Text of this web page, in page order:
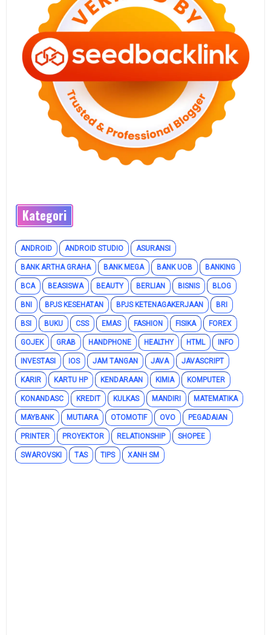
Kategori
ANDROID ANDROID STUDIO ASURANSI
BANK ARTHA GRAHA BANK MEGA BANK UOB BANKING
BCA BEASISWA BEAUTY BERLIAN BISNIS BLOG
BNI BPJS KESEHATAN BPJS KETENAGAKERJAAN BRI
BSI BUKU CSS EMAS FASHION FISIKA FOREX
GOJEK GRAB HANDPHONE HEALTHY HTML INFO
INVESTASI IOS JAM TANGAN JAVA JAVASCRIPT
KARIR KARTU HP KENDARAAN KIMIA KOMPUTER
KONANDASC KREDIT KULKAS MANDIRI MATEMATIKA
MAYBANK MUTIARA OTOMOTIF OVO PEGADAIAN
PRINTER PROYEKTOR RELATIONSHIP SHOPEE
SWAROVSKI TAS TIPS XANH SM